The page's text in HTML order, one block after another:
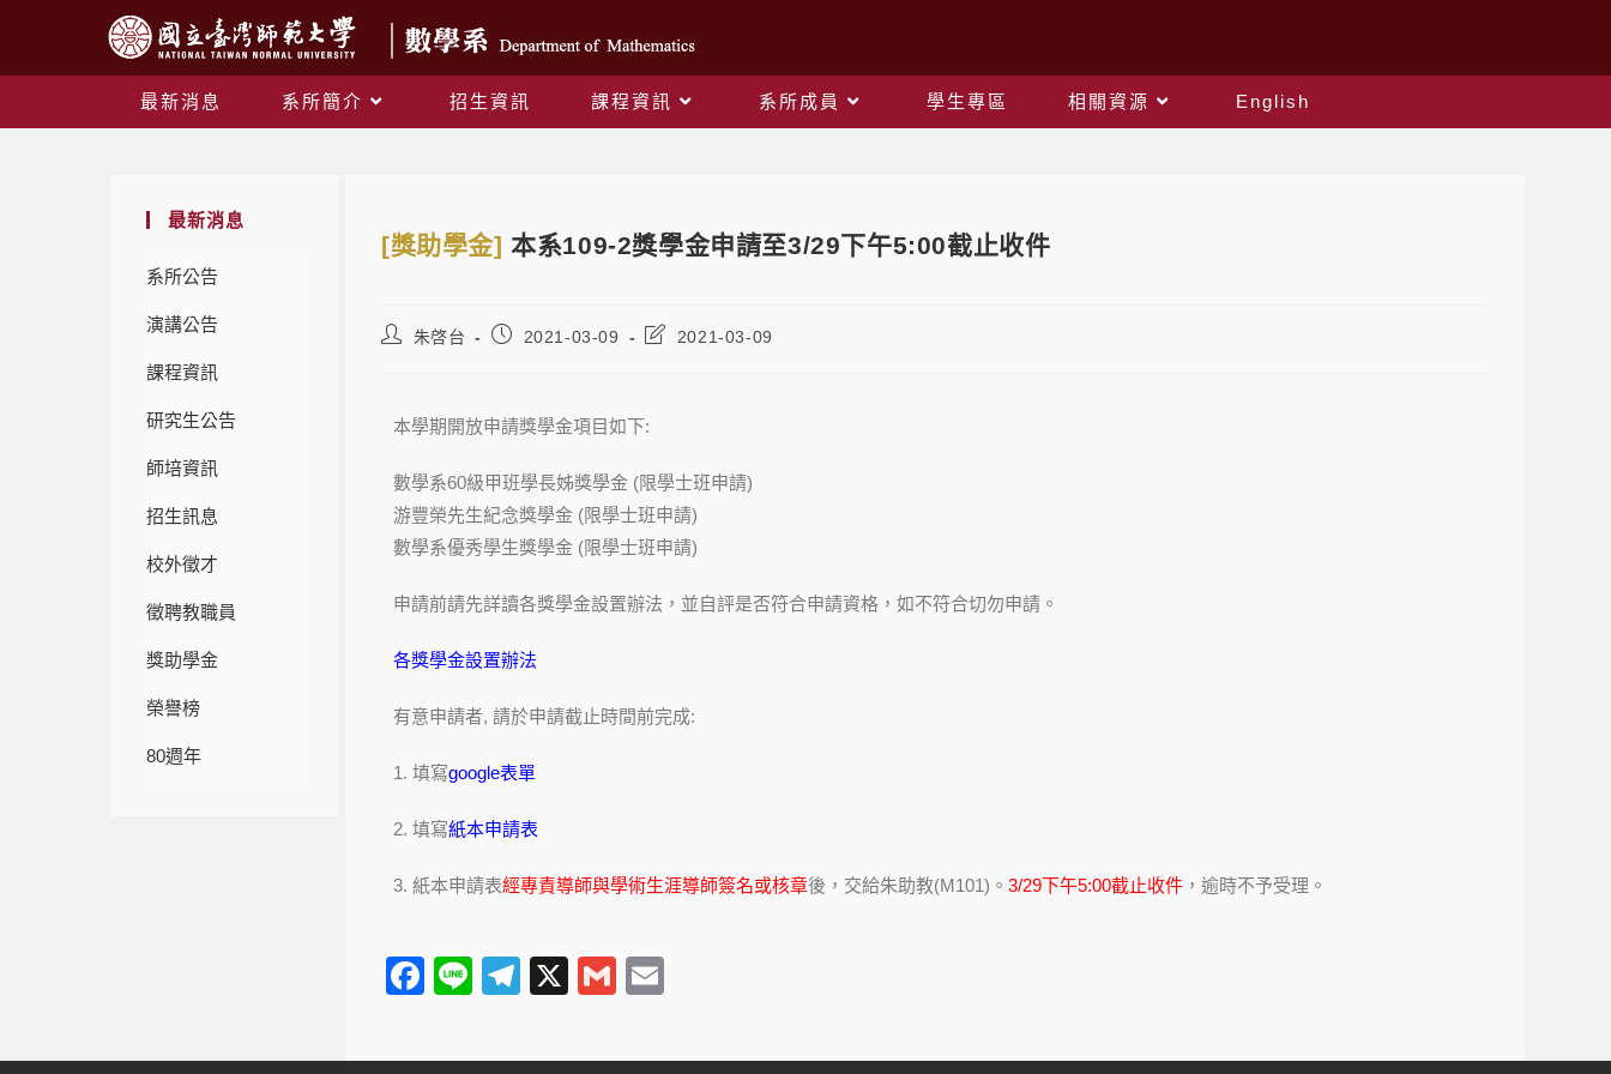
最新消息 系所簡介 招生資訊 課程資訊 系所成員 學生專區 相關資源
English
最新消息
系所公告
演講公告
課程資訊
研究生公告
師培資訊
招生訊息
校外徵才
徵聘教職員
獎助學金
榮譽榜
80週年
[獎助學金]本系109-2獎學金申請至3/29下午5:00截止收件
朱啓台 2021-03-09 2021-03-09
本學期開放申請獎學金項目如下:
數學系60級甲班學長姊獎學金 (限學士班申請)
游豐榮先生紀念獎學金 (限學士班申請)
數學系優秀學生獎學金 (限學士班申請)
申請前請先詳讀各獎學金設置辦法，並自評是否符合申請資格，如不符合切勿申請。
各獎學金設置辦法
有意申請者, 請於申請截止時間前完成:
1. 填寫google表單
2. 填寫紙本申請表
3. 紙本申請表經專責導師與學術生涯導師簽名或核章後，交給朱助教(M101)。 3/29下午5:00截止收件 ，逾時不予受理。
F
c
Li
e
T
e
X
G
ail ail